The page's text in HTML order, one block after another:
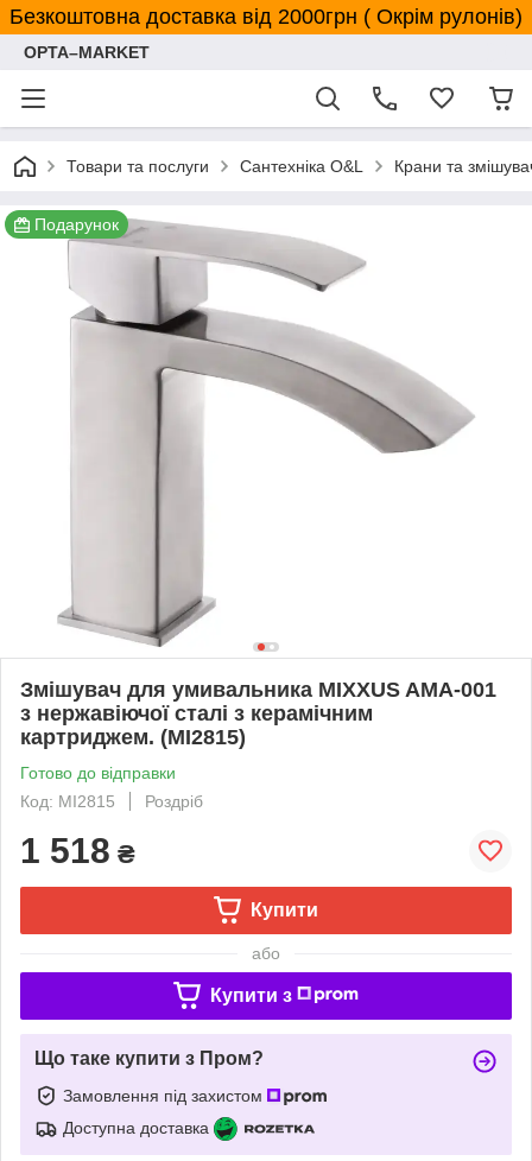
Безкоштовна доставка від 2000грн ( Окрім рулонів)
OPTA–MARKET
Товари та послуги Сантехніка O&L Крани та
Подарунок
Змішувач для умивальника MIXXUS AMA-001
з нержавіючої сталі з керамічним
картриджем. (MI2815)
Готово до відправки
Код: MI2815
Роздріб
1 518 ₴
Купити
або
Купити з
Що таке купити з Пром?
Замовлення під захистом
Доступна доставка